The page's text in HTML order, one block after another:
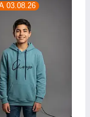
03.08.26